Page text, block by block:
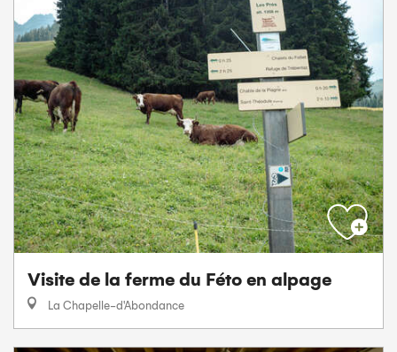
Visite de la ferme du Féto en alpage
La Chapelle-d'Abondance